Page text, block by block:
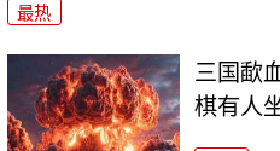
最热
三国歃
棋有人